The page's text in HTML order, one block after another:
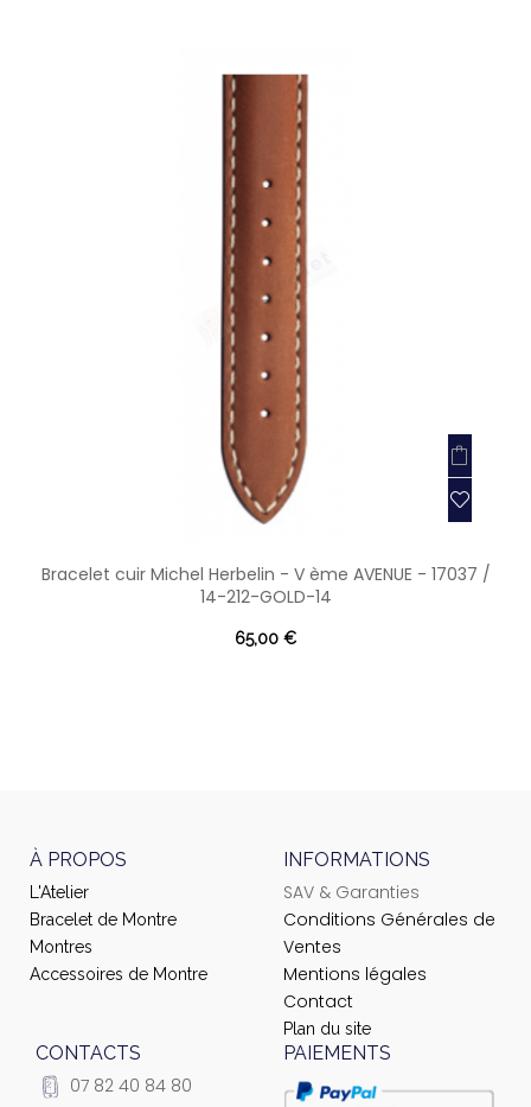
Bracelet cuir Michel Herbelin - V ème AVENUE - 17037 /
14-212-GOLD-14
65,00 €
À PROPOS
L'Atelier
Bracelet de Montre
Montres
Accessoires de Montre
INFORMATIONS
SAV & Garanties
Conditions Générales de
Ventes
Mentions légales
Contact
Plan du site
CONTACTS
07 82 40 84 80
PAIEMENTS